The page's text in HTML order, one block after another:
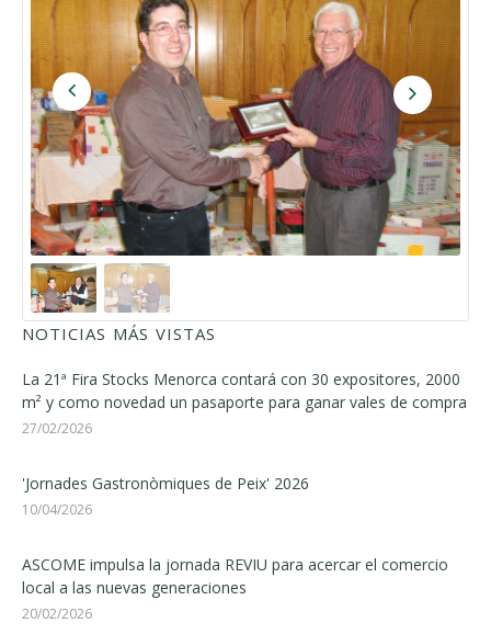
NOTICIAS MÁS VISTAS
La 21ª Fira Stocks Menorca contará con 30 expositores, 2000
m² y como novedad un pasaporte para ganar vales de compra
27/02/2026
'Jornades Gastronòmiques de Peix' 2026
10/04/2026
ASCOME impulsa la jornada REVIU para acercar el comercio
local a las nuevas generaciones
20/02/2026